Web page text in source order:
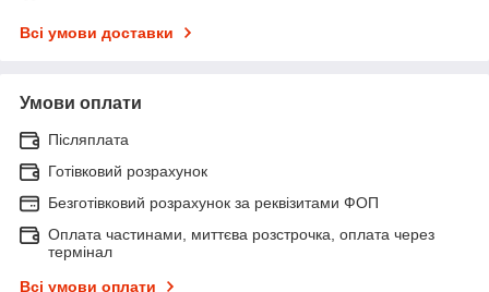
Всі умови доставки
Умови оплати
Післяплата
Готівковий розрахунок
Безготівковий розрахунок за реквізитами ФОП
Оплата частинами, миттєва розстрочка, оплата через
термінал
Всі умови оплати